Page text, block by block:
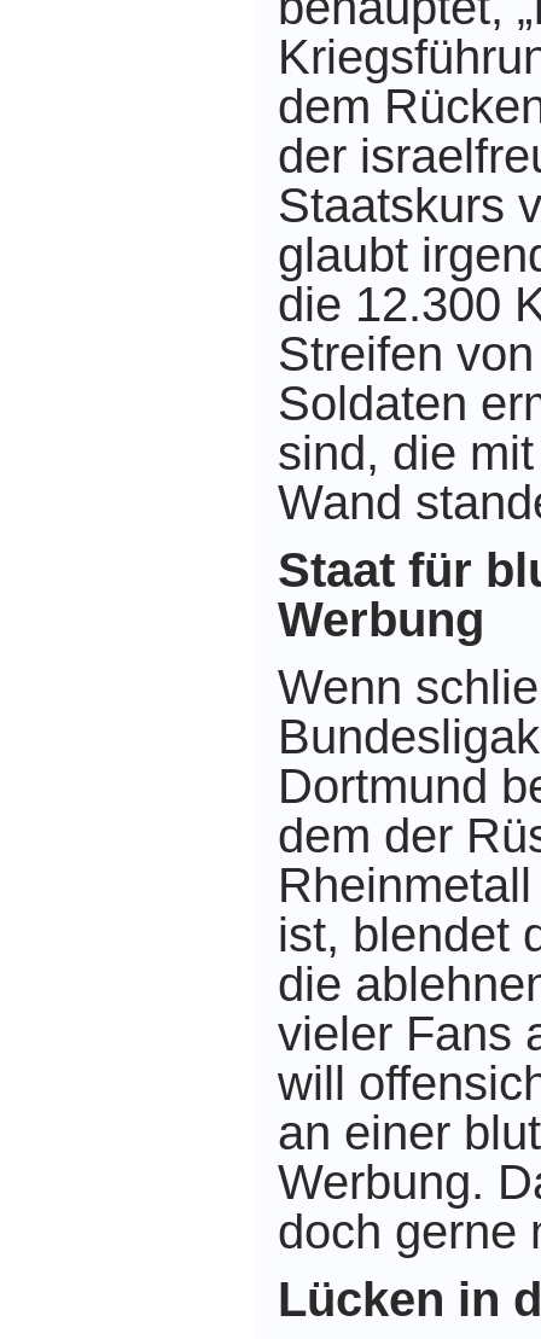
dem
der
Staatskurs
glaubt
die 12.300
Streifen
Soldaten
sind, die
Wand
Staat für
Werbung
Wenn
Dortmund
dem der
ist, blendet
die
vieler Fans
will
an einer
Werbung.
doch gerne
Lücken in